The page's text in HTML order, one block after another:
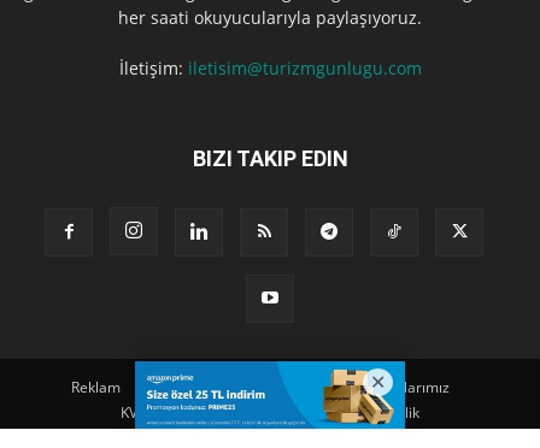
her saati okuyucularıyla paylaşıyoruz.
İletişim: iletisim@turizmgunlugu.com
BIZI TAKIP EDIN
Reklam Künye Hakkımızda Iletişim
Yazarlarımız
KVKK Aydınlatma Metni
Kullanım ve Gizlilik